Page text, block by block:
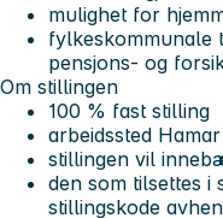
mulighet for
fylkeskommunale
pensjons- og
Om stillingen
100 % fast stilling
arbeidssted Hamar
stillingen vil
den som tilsettes i
stillingskode